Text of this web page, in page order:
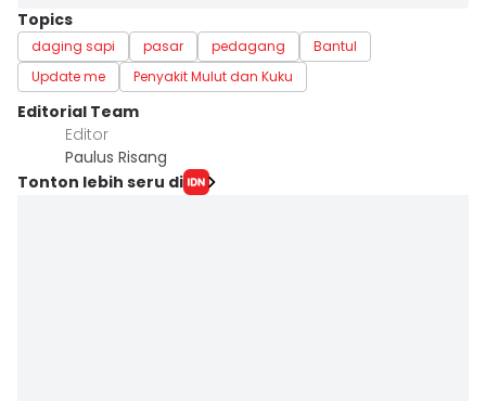
Topics
daging sapi pasar pedagang
Bantul
Update me
Penyakit Mulut dan Kuku
Editorial Team
Editor
Paulus Risang
Tonton lebih seru di